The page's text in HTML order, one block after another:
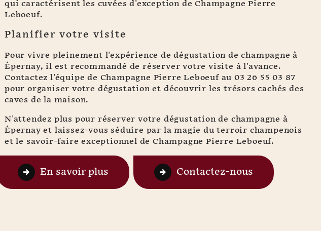
qui caractérisent les cuvées d'exception de Champagne Pierre
Leboeuf.
Planifier votre visite
Pour vivre pleinement l'expérience de dégustation de champagne à
Épernay, il est recommandé de réserver votre visite à l'avance.
Contactez l'équipe de Champagne Pierre Leboeuf au 03 26 55 03 87
pour organiser votre dégustation et découvrir les trésors cachés des
caves de la maison.
N'attendez plus pour réserver votre dégustation de champagne à
Épernay et laissez-vous séduire par la magie du terroir champenois
et le savoir-faire exceptionnel de Champagne Pierre Leboeuf.
En savoir plus Contactez-nous